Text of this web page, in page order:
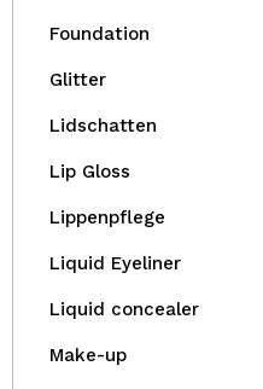
Foundation
Glitter
Lidschatten
Lip Gloss
Lippenpflege
Liquid Eyeliner
Liquid concealer
Make-up